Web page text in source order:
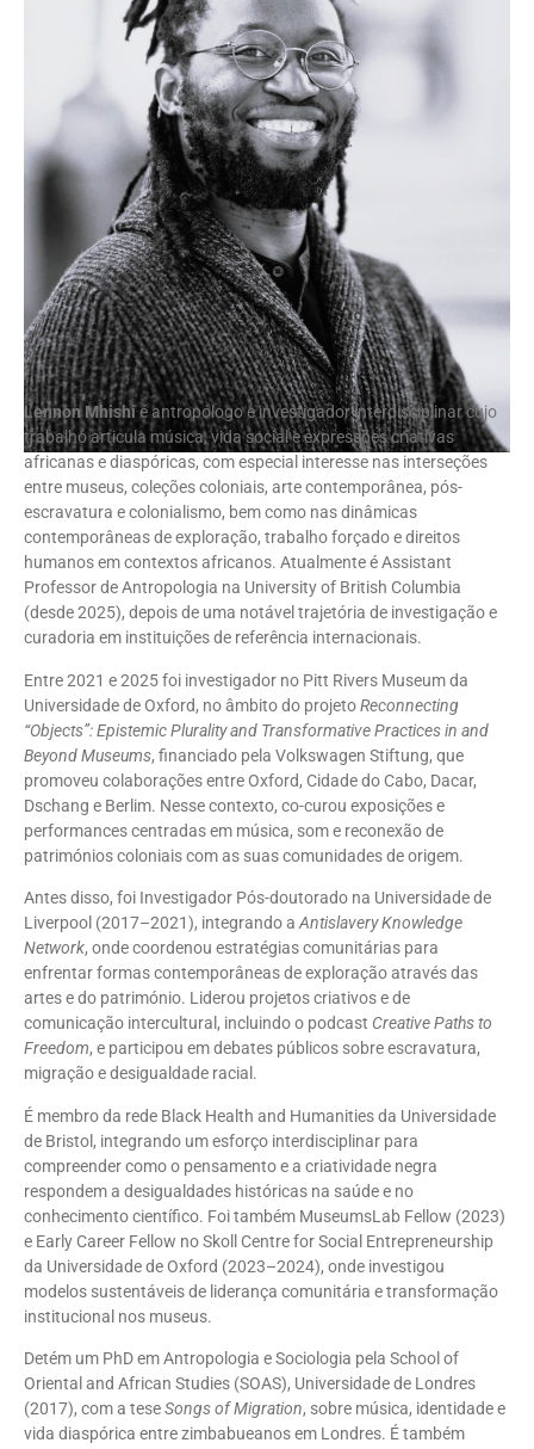
Lennon Mhishié antropólogo e investigador interdisciplinar cujo
trabalho articula música, vida social e expressões criativas
africanas e diaspóricas, com especial interesse nas interseções
entre museus, coleções coloniais, arte contemporânea, pós-
escravatura e colonialismo, bem como nas dinâmicas
contemporâneas de exploração, trabalho forçado e direitos
humanos em contextos africanos. Atualmente é Assistant
Professor de Antropologia na University of British Columbia
(desde 2025), depois de uma notável trajetória de investigação e
curadoria em instituições de referência internacionais.
Entre 2021 e 2025 foi investigador no Pitt Rivers Museum da
Universidade de Oxford, no âmbito do projetoReconnecting
“Objects”: Epistemic Plurality and Transformative Practices in and
Beyond Museums, financiado pela Volkswagen Stiftung, que
promoveu colaborações entre Oxford, Cidade do Cabo, Dacar,
Dschang e Berlim. Nesse contexto, co-curou exposições e
performances centradas em música, som e reconexão de
patrimónios coloniais com as suas comunidades de origem.
Antes disso, foi Investigador Pós-doutorado na Universidade de
Liverpool (2017–2021), integrando aAntislavery Knowledge
Network, onde coordenou estratégias comunitárias para
enfrentar formas contemporâneas de exploração através das
artes e do património. Liderou projetos criativos e de
comunicação intercultural, incluindo o podcast Creative Paths to
Freedom, e participou em debates públicos sobre escravatura,
migração e desigualdade racial.
É membro da rede Black Health and Humanities da Universidade
de Bristol, integrando um esforço interdisciplinar para
compreender como o pensamento e a criatividade negra
respondem a desigualdades históricas na saúde e no
conhecimento científico. Foi também MuseumsLab Fellow (2023)
e Early Career Fellow no Skoll Centre for Social Entrepreneurship
da Universidade de Oxford (2023–2024), onde investigou
modelos sustentáveis de liderança comunitária e transformação
institucional nos museus.
Detém um PhD em Antropologia e Sociologia pela School of
Oriental and African Studies (SOAS), Universidade de Londres
(2017), com a teseSongs of Migration, sobre música, identidade e
vida diaspórica entre zimbabueanos em Londres. É também